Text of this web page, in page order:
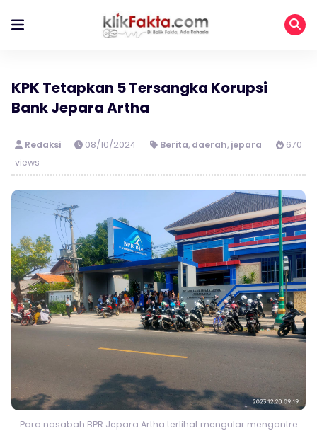
KPK Tetapkan 5 Tersangka Korupsi
Bank Jepara Artha
Redaksi 08/10/2024 Berita, daerah, jepara
670
views
Para nasabah BPR Jepara Artha terlihat mengular mengantre